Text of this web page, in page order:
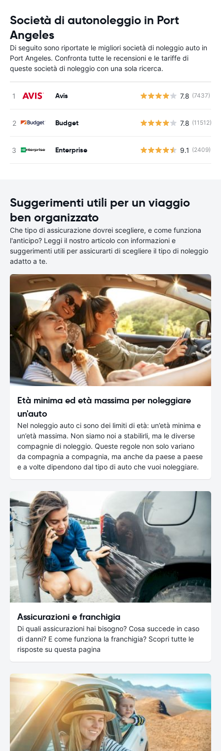
Società di autonoleggio in Port
Angeles
Di seguito sono riportate le migliori società di noleggio auto in
Port Angeles. Confronta tutte le recensioni e le tariffe di
queste società di noleggio con una sola ricerca.
Avis 7.8 (7437)
Budget 7.8 (11512)
Enterprise 9.1 (2409)
Suggerimenti utili per un viaggio
ben organizzato
Che tipo di assicurazione dovrei scegliere, e come funziona
l'anticipo? Leggi il nostro articolo con informazioni e
suggerimenti utili per assicurarti di scegliere il tipo di noleggio
adatto a te.
Età minima ed età massima per noleggiare
un'auto
Nel noleggio auto ci sono dei limiti di età: un’età minima e
un’età massima. Non siamo noi a stabilirli, ma le diverse
compagnie di noleggio. Queste regole non solo variano
da compagnia a compagnia, ma anche da paese a paese
e a volte dipendono dal tipo di auto che vuoi noleggiare.
Assicurazioni e franchigia
Di quali assicurazioni hai bisogno? Cosa succede in caso
di danni? E come funziona la franchigia? Scopri tutte le
risposte su questa pagina